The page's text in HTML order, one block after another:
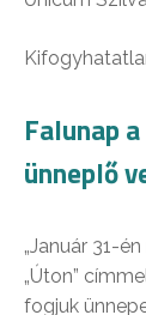
Falunap
ünneplő
„Január 31-
„Úton”
fogjuk